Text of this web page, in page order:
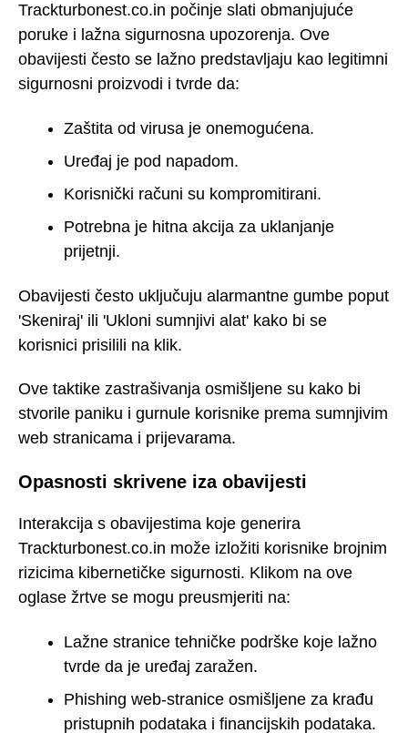
Trackturbonest.co.in počinje slati obmanjujuće
poruke i lažna sigurnosna upozorenja. Ove
obavijesti često se lažno predstavljaju kao legitimni
sigurnosni proizvodi i tvrde da:
Zaštita od virusa je onemogućena.
Uređaj je pod napadom.
Korisnički računi su kompromitirani.
Potrebna je hitna akcija za uklanjanje
prijetnji.
Obavijesti često uključuju alarmantne gumbe poput
'Skeniraj' ili 'Ukloni sumnjivi alat' kako bi se
korisnici prisilili na klik.
Ove taktike zastrašivanja osmišljene su kako bi
stvorile paniku i gurnule korisnike prema sumnjivim
web stranicama i prijevarama.
Opasnosti skrivene iza obavijesti
Interakcija s obavijestima koje generira
Trackturbonest.co.in može izložiti korisnike brojnim
rizicima kibernetičke sigurnosti. Klikom na ove
oglase žrtve se mogu preusmjeriti na:
Lažne stranice tehničke podrške koje lažno
tvrde da je uređaj zaražen.
Phishing web-stranice osmišljene za krađu
pristupnih podataka i financijskih podataka.